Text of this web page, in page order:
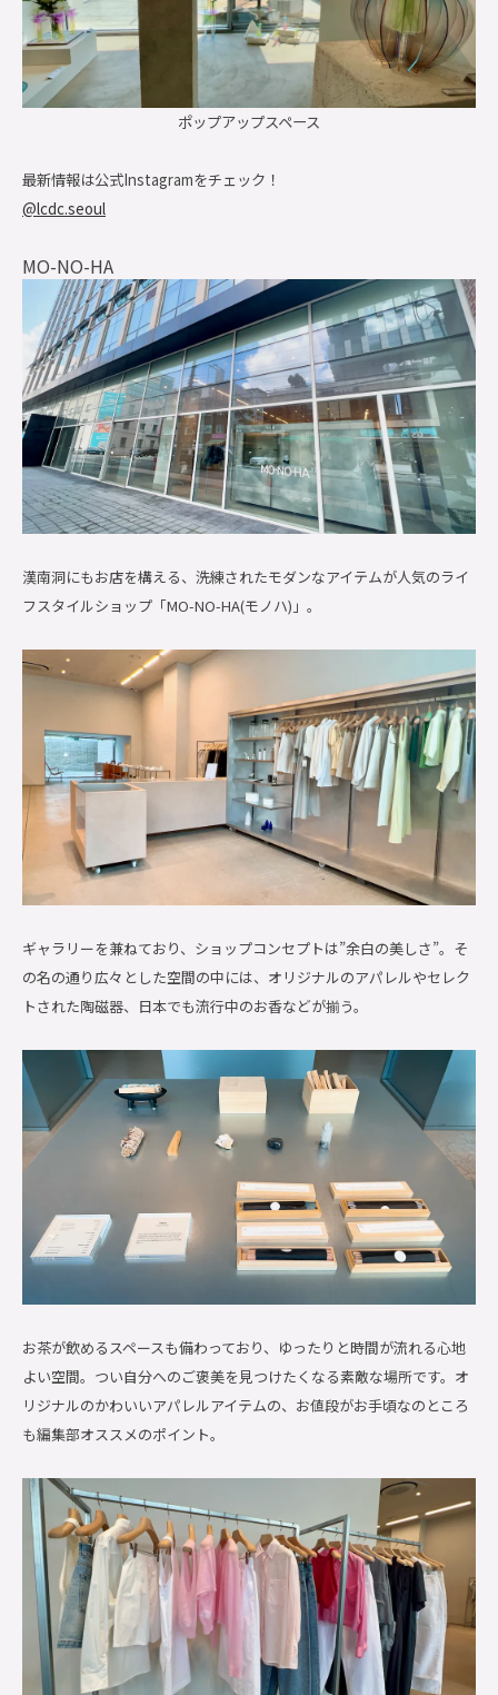
ポップアップスペース
最新情報は公式Instagramをチェック！
@lcdc.seoul
MO-NO-HA
漢南洞にもお店を構える、洗練されたモダンなアイテムが人気のライ
フスタイルショップ「MO-NO-HA(モノハ)」。
ギャラリーを兼ねており、ショップコンセプトは”余白の美しさ”。そ
の名の通り広々とした空間の中には、オリジナルのアパレルやセレク
トされた陶磁器、日本でも流行中のお香などが揃う。
お茶が飲めるスペースも備わっており、ゆったりと時間が流れる心地
よい空間。つい自分へのご褒美を見つけたくなる素敵な場所です。オ
リジナルのかわいいアパレルアイテムの、お値段がお手頃なのところ
も編集部オススメのポイント。